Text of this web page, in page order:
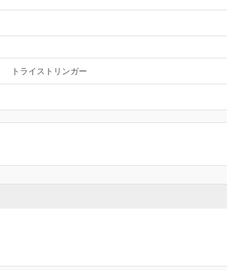
トライストリンガー